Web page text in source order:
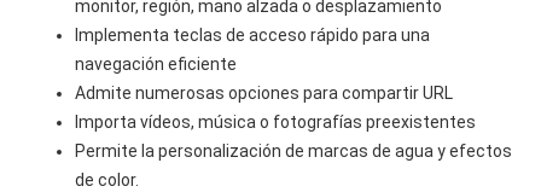
monitor, región, mano alzada o desplazamiento
Implementa teclas de acceso rápido para una
navegación eficiente
Admite numerosas opciones para compartir URL
Importa vídeos, música o fotografías preexistentes
Permite la personalización de marcas de agua y efectos
de color.